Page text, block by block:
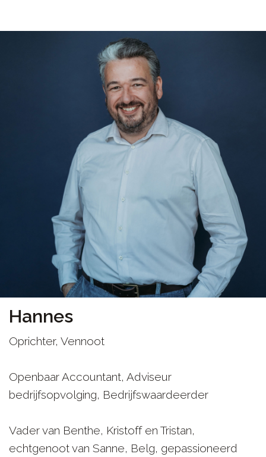
Hannes
Oprichter, Vennoot
Openbaar Accountant, Adviseur
bedrijfsopvolging, Bedrijfswaardeerder
Vader van Benthe, Kristoff en Tristan,
echtgenoot van Sanne, Belg, gepassioneerd